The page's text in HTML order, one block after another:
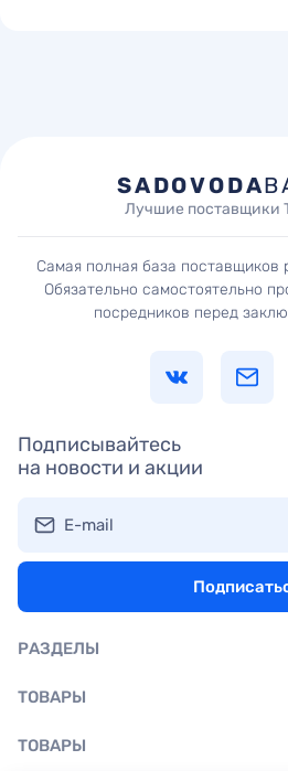
SADOVODA
Лучшие поставщики
Самая полная база поставщиков
Обязательно самостоятельно
посредников перед
Подписывайтесь
на новости и акции
E-mail
РАЗДЕЛЫ
ТОВАРЫ
ТОВАРЫ